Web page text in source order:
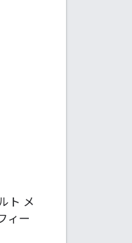
ト メ
ィー